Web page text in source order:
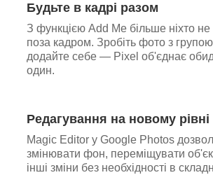
Будьте в кадрі разом
З функцією Add Me більше ніхто
поза кадром. Зробіть фото з
додайте себе — Pixel об'єднає
один.
Редагування на новому рівні
Magic Editor у Google Photos
змінювати фон, переміщувати
інші зміни без необхідності в